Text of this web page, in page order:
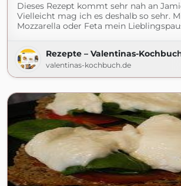
Dieses Rezept kommt sehr nah an
Vielleicht mag ich es deshalb so sehr.
Mozzarella oder Feta mein
Rezepte – Valentinas-
valentinas-kochbuch.de